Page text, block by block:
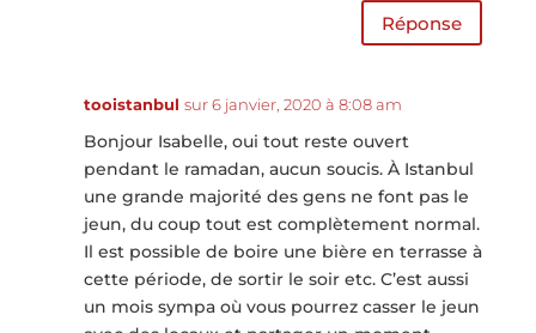
Réponse
tooistanbul sur 6 janvier, 2020 à 8:08 am
Bonjour Isabelle, oui tout reste ouvert
pendant le ramadan, aucun soucis. À Istanbul
une grande majorité des gens ne font pas le
jeun, du coup tout est complètement normal.
Il est possible de boire une bière en terrasse à
cette période, de sortir le soir etc. C’est aussi
un mois sympa où vous pourrez casser le jeun